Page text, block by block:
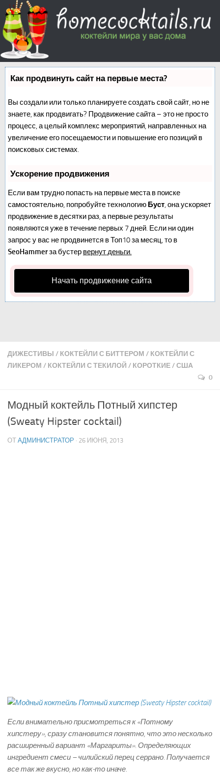
Как продвинуть сайт на первые места?
Вы создали или только планируете создать свой сайт, но не
знаете, как продвигать? Продвижение сайта – это не просто
процесс, а целый комплекс мероприятий, направленных на
увеличение его посещаемости и повышение его позиций в
поисковых системах.
Ускорение продвижения
Если вам трудно попасть на первые места в поиске
самостоятельно, попробуйте технологию Буст, она ускоряет
продвижение в десятки раз, а первые результаты
появляются уже в течение первых 7 дней. Если ни один
запрос у вас не продвинется в Топ10 за месяц, то в
SeoHammerза бустер вернут деньги.
Начать продвижение сайта
ДИЖЕСТИВЫ / КОКТЕЙЛИ С БИТТЕРОМ / КОКТЕЙЛИ С
ЛИКЕРОМ / КОКТЕЙЛИ С ТЕКИЛОЙ / КОРОТКИЕ/США
0
Модный коктейль Потный хипстер
(Sweaty Hipster cocktail)
ОТ АДМИНИСТРАТОР · 26 ИЮНЯ, 2013
Если внимательно присмотреться к «Потному
хипстеру», сразу становится понятно, что это несколько
расширенный вариант «Маргариты». Определяющих
ингредиент смеси – чилийский перец серрано. Получается
все так же вкусно, но как-то иначе.